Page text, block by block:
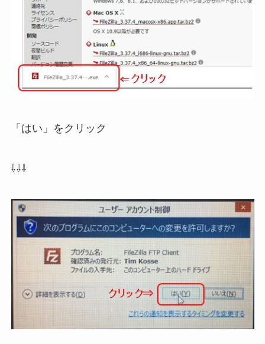
「はい」をクリック
⇩⇩⇩